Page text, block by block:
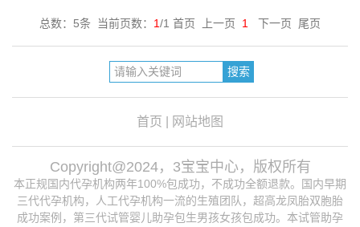
总数：5条 当前页数： 1/1 首页 上一页 1 下一页 尾页
首页 网站地图
Copyright@2024，3宝宝中心，版权所有
本正规国内代孕机构两年100%包成功，不成功全额退款。国内早期
三代代孕机构，人工代孕机构一流的生殖团队，超高龙凤胎双胞胎
成功案例，第三代试管婴儿助孕包生男孩女孩包成功。本试管助孕